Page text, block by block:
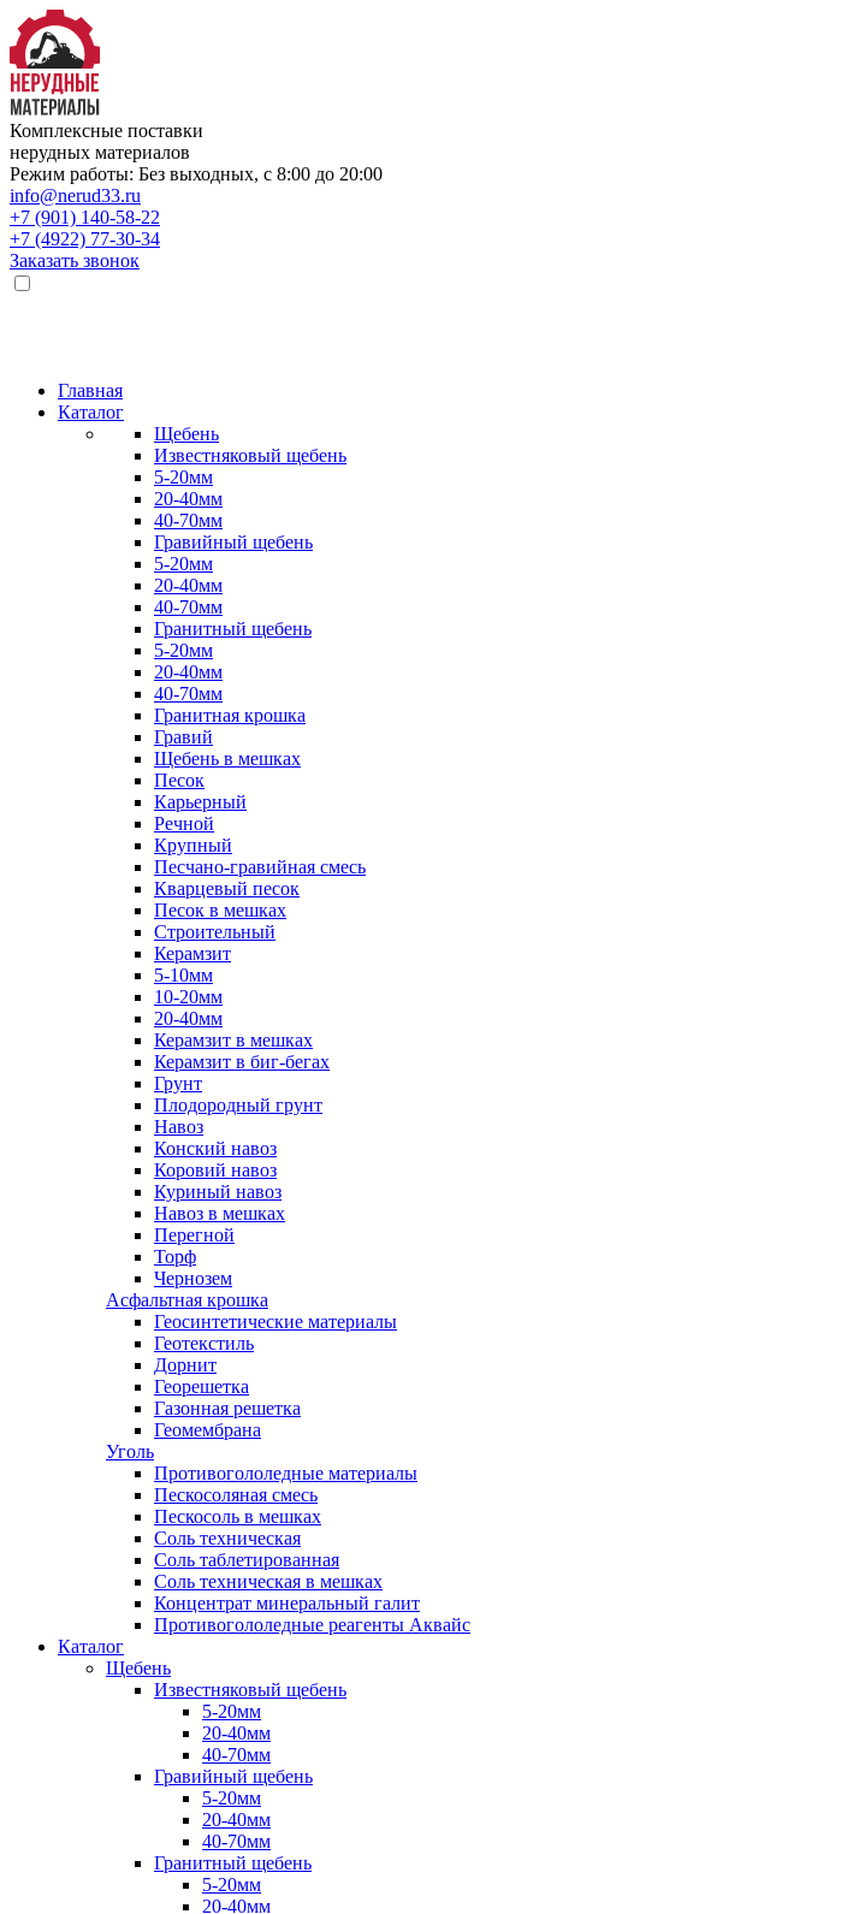
Комплексные поставки
нерудных материалов
Режим работы: Без выходных, с 8:00 до 20:00
info@nerud33.ru
+7 (901) 140-58-22
+7 (4922) 77-30-34
Заказать звонок
Главная
Каталог
Щебень
Известняковый щебень
5-20мм
20-40мм
40-70мм
Гравийный щебень
5-20мм
20-40мм
40-70мм
Гранитный щебень
5-20мм
20-40мм
40-70мм
Гранитная крошка
Гравий
Щебень в мешках
Песок
Карьерный
Речной
Крупный
Песчано-гравийная смесь
Кварцевый песок
Песок в мешках
Строительный
Керамзит
5-10мм
10-20мм
20-40мм
Керамзит в мешках
Керамзит в биг-бегах
Грунт
Плодородный грунт
Навоз
Конский навоз
Коровий навоз
Куриный навоз
Навоз в мешках
Перегной
Торф
Чернозем
Асфальтная крошка
Геосинтетические материалы
Геотекстиль
Дорнит
Георешетка
Газонная решетка
Геомембрана
Уголь
Противогололедные материалы
Пескосоляная смесь
Пескосоль в мешках
Соль техническая
Соль таблетированная
Соль техническая в мешках
Концентрат минеральный галит
Противогололедные реагенты Аквайс
Каталог
Щебень
Известняковый щебень
5-20мм
20-40мм
40-70мм
Гравийный щебень
5-20мм
20-40мм
40-70мм
Гранитный щебень
5-20мм
20-40мм